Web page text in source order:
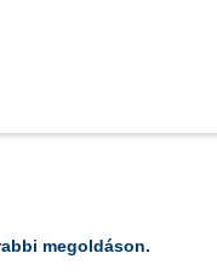
megoldáson.